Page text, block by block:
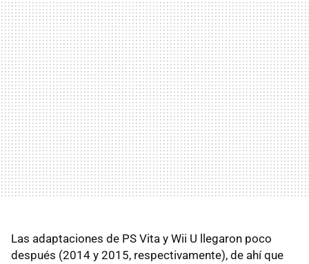
Las adaptaciones de PS Vita y Wii U llegaron poco
después (2014 y 2015, respectivamente), de ahí que